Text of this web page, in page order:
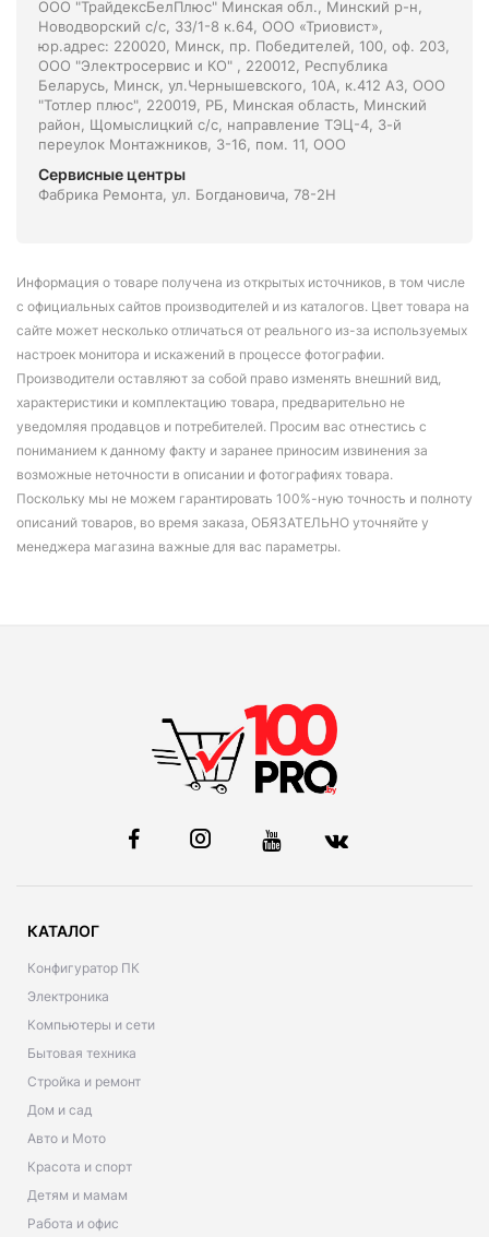
ООО "ТрайдексБелПлюс" Минская обл., Минский р-н,
Новодворский с/с, 33/1-8 к.64, ООО «Триовист»,
юр.адрес: 220020, Минск, пр. Победителей, 100, оф. 203,
ООО "Электросервис и КО" , 220012, Республика
Беларусь, Минск, ул.Чернышевского, 10А, к.412 АЗ, ООО
"Тотлер плюс", 220019, РБ, Минская область, Минский
район, Щомыслицкий с/с, направление ТЭЦ-4, 3-й
переулок Монтажников, 3-16, пом. 11, ООО
Сервисные центры
Фабрика Ремонта, ул. Богдановича, 78-2Н
Информация о товаре получена из открытых источников, в том числе
с официальных сайтов производителей и из каталогов. Цвет товара на
сайте может несколько отличаться от реального из-за используемых
настроек монитора и искажений в процессе фотографии.
Производители оставляют за собой право изменять внешний вид,
характеристики и комплектацию товара, предварительно не
уведомляя продавцов и потребителей. Просим вас отнестись с
пониманием к данному факту и заранее приносим извинения за
возможные неточности в описании и фотографиях товара.
Поскольку мы не можем гарантировать 100%-ную точность и полноту
описаний товаров, во время заказа, ОБЯЗАТЕЛЬНО уточняйте у
менеджера магазина важные для вас параметры.
КАТАЛОГ
Конфигуратор ПК
Электроника
Компьютеры и сети
Бытовая техника
Стройка и ремонт
Дом и сад
Авто и Мото
Красота и спорт
Детям и мамам
Работа и офис